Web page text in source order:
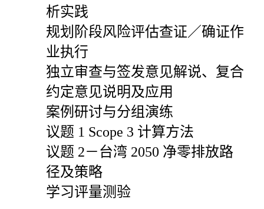
析实践
规划阶段风险评估查证／确证作
业执行
独立审查与签发意见解说、复合
约定意见说明及应用
案例研讨与分组演练
议题 1 Scope 3 计算方法
议题 2－台湾 2050 净零排放路
径及策略
学习评量测验